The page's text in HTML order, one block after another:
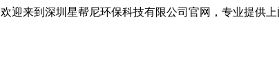
欢迎来到深圳星帮尼环保科技有限公司官网，专业提供